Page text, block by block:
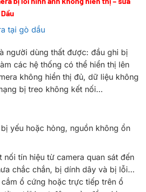
người dùng thất được: đầu ghi bị
các hệ thống có thể hiển thị lên
không hiển thị đủ, dữ liệu không
bị treo không kết nối…
yếu hoặc hỏng, nguồn không ổn
nối tín hiệu từ camera quan sát đến
chắc chắn, bị dính dây và bị lỗi…
ổ cứng hoặc trực tiếp trên ổ